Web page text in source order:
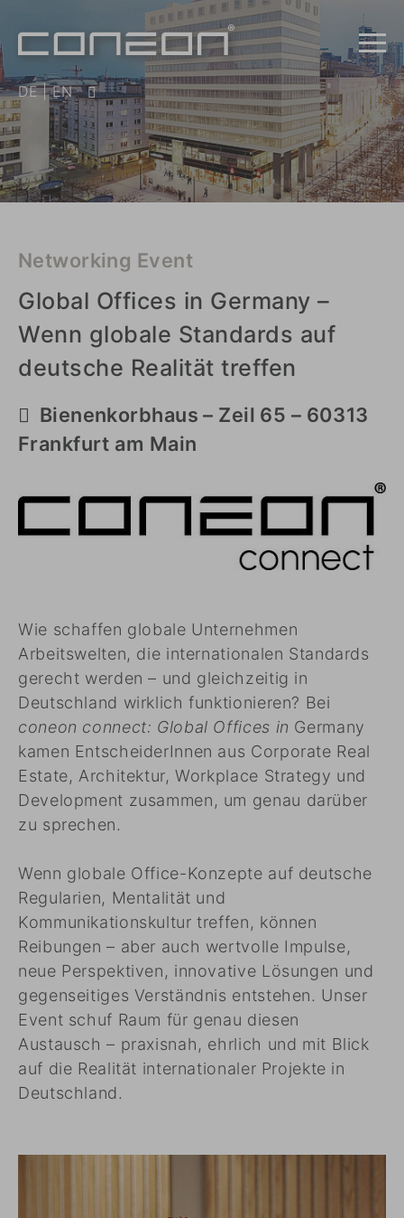
DE | EN
Networking Event
Global Offices in Germany –
Wenn globale Standards auf
deutsche Realität treffen
Bienenkorbhaus – Zeil 65 – 60313
Frankfurt am Main
Wie schaffen globale Unternehmen
Arbeitswelten, die internationalen Standards
gerecht werden – und gleichzeitig in
Deutschland wirklich funktionieren? Bei
coneon connect: Global Offices in Germany
kamen EntscheiderInnen aus Corporate Real
Estate, Architektur, Workplace Strategy und
Development zusammen, um genau darüber
zu sprechen.
Wenn globale Office-Konzepte auf deutsche
Regularien, Mentalität und
Kommunikationskultur treffen, können
Reibungen – aber auch wertvolle Impulse,
neue Perspektiven, innovative Lösungen und
gegenseitiges Verständnis entstehen. Unser
Event schuf Raum für genau diesen
Austausch – praxisnah, ehrlich und mit Blick
auf die Realität internationaler Projekte in
Deutschland.